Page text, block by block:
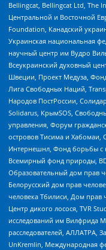
Bellingcat, Bellingcat Ltd, The
Центральной и Восточной
Foundation, Канадский
Украинская национальная
научный центр им Вудро
Всеукраинский духовный
Швеции, Проект Медуза,
Лига Свободных Наций,
Народов ПостРоссии,
Solidarus, КрымSOS,
управления, Форум
островов Тисима и Хабомаи,
Интернешнл, Фонд борьбы с
Всемирный фонд природы,
Образовательный дом прав
Белорусский дом прав
человека Тбилиси, Дом прав
Центр дикого лосося, TVR
исследований им Вилфрида
расследователей, АЛЛАТРА,
UnKremlin, Международная